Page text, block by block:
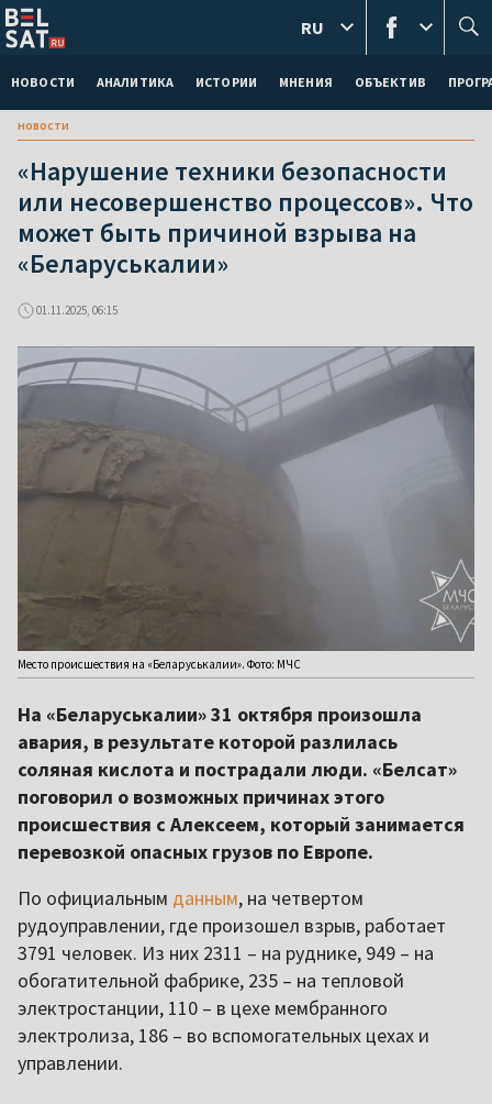
НОВОСТИ АНАЛИТИКА ИСТОРИИ МНЕНИЯ ОБЪЕКТИВ
RU
новости
«Нарушение техники безопасности
или несовершенство процессов». Что
может быть причиной взрыва на
«Беларуськалии»
01.11.2025, 06:15
Место происшествия на «Беларуськалии». Фото: МЧС
На «Беларуськалии» 31 октября произошла
авария, в результате которой разлилась
соляная кислота и пострадали люди. «Белсат»
поговорил о возможных причинах этого
происшествия с Алексеем, который занимается
перевозкой опасных грузов по Европе.
По официальным данным, на четвертом
рудоуправлении, где произошел взрыв, работает
3791 человек. Из них 2311 – на руднике, 949 – на
обогатительной фабрике, 235 – на тепловой
электростанции, 110 – в цехе мембранного
электролиза, 186 – во вспомогательных цехах и
управлении.